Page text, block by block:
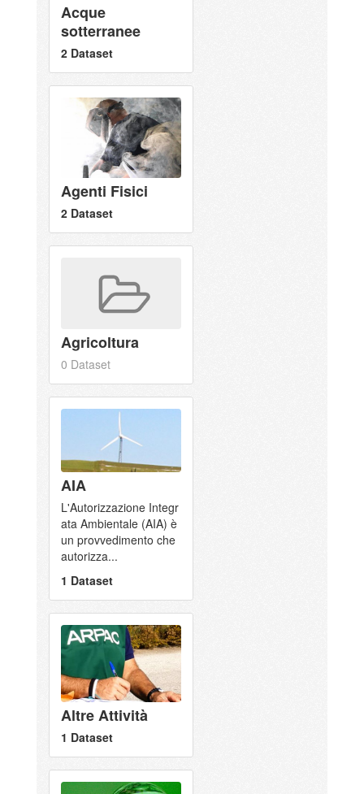
Acque
sotterranee
2 Dataset
Agenti Fisici
2 Dataset
Agricoltura
0 Dataset
AIA
L'Autorizzazione Integr
ata Ambientale (AIA) è
un provvedimento che
autorizza...
1 Dataset
Altre Attività
1 Dataset